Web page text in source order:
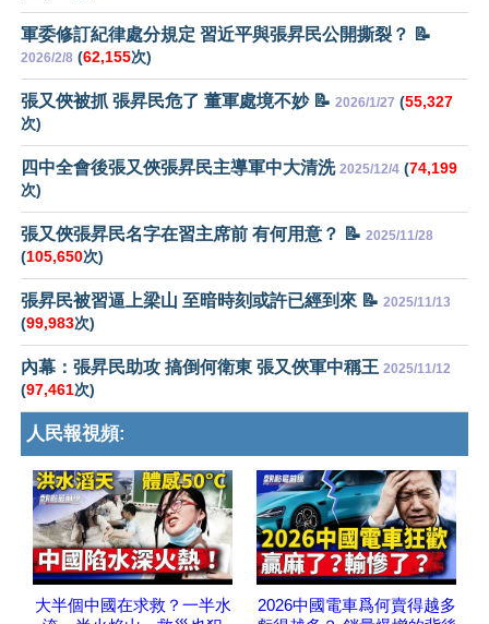
軍委修訂紀律處分規定 習近平與張昇民公開撕裂？ 📝
2026/2/8 (62,155次)
張又俠被抓 張昇民危了 董軍處境不妙 📝 2026/1/27 (55,327
次)
四中全會後張又俠張昇民主導軍中大清洗 2025/12/4 (74,199
次)
張又俠張昇民名字在習主席前 有何用意？ 📝 2025/11/28
(105,650次)
張昇民被習逼上梁山 至暗時刻或許已經到來 📝 2025/11/13
(99,983次)
內幕：張昇民助攻 搞倒何衛東 張又俠軍中稱王 2025/11/12
(97,461次)
人民報視頻:
大半個中國在求救？一半水
2026中國電車爲何賣得越多